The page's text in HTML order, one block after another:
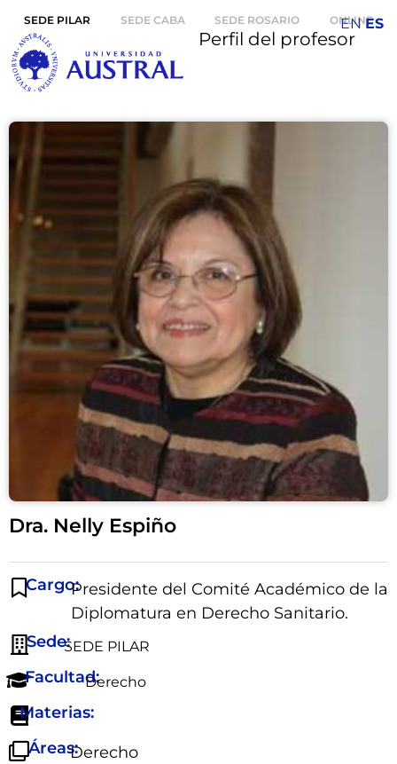
SEDE PILAR SEDE CABA SEDE ROSARIO ONLINE
Perfil del profesor
Dra. Nelly Espiño
Cargo:Presidente del Comité Académico de la
Diplomatura en Derecho Sanitario.
Sede:SEDE PILAR
Facultad:Derecho
Materias:
Áreas:Derecho
EN ES